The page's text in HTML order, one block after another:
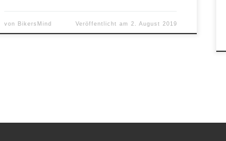
von BikersMind Veröffentlicht am 2. August 2019